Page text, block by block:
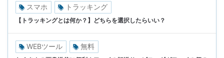
スマホ トラッキング
【トラッキングとは何か？】どちらを選択したらいい？
WEBツール 無料